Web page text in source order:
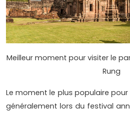
Meilleur moment pour visiter le
Rung
Le moment le plus populaire pour
généralement lors du festival